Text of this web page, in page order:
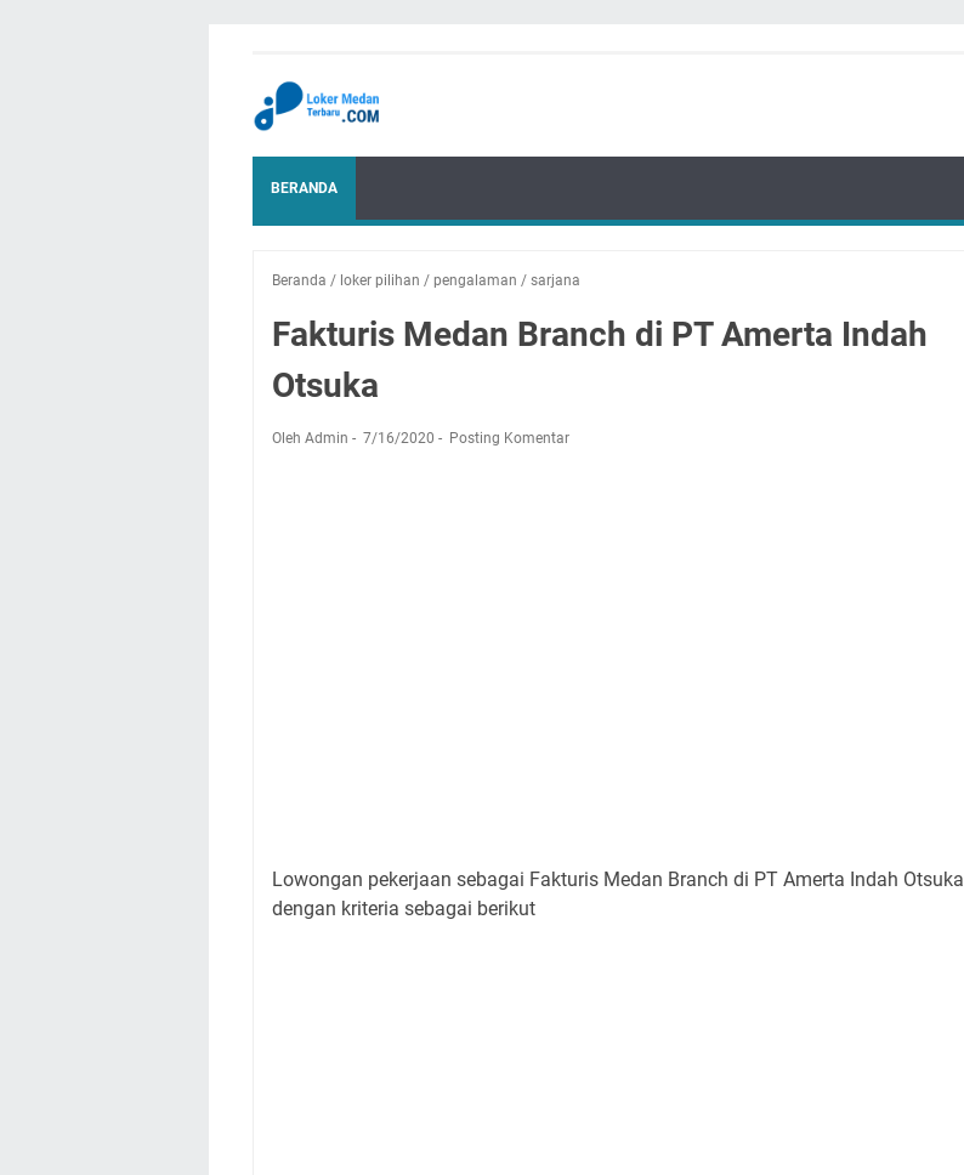
BERANDA
Beranda / loker pilihan / pengalaman / sarjana
Fakturis Medan Branch di PT Amerta Indah
Otsuka
Oleh Admin 7/16/2020 Posting Komentar
Lowongan pekerjaan sebagai Fakturis Medan Branch di PT Amerta Indah Otsuka
dengan kriteria sebagai berikut